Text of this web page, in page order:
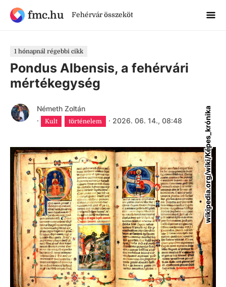
fmc.hu Fehérvár összeköt
1 hónapnál régebbi cikk
Pondus Albensis, a fehérvári
mértékegység
Németh Zoltán
·
Kult történelem · 2026. 06. 14., 08:48 wikipedia.org/wiki/Képes_krónika